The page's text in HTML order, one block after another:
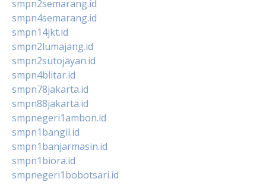
smpn2semarang.id
smpn4semarang.id
smpn14jkt.id
smpn2lumajang.id
smpn2sutojayan.id
smpn4blitar.id
smpn78jakarta.id
smpn88jakarta.id
smpnegeri1ambon.id
smpn1bangil.id
smpn1banjarmasin.id
smpn1biora.id
smpnegeri1bobotsari.id